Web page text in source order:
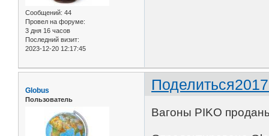
Сообщений: 44
Провел на форуме:
3 дня 16 часов
Последний визит:
2023-12-20 12:17:45
Поделиться
Globus
Пользователь
Вагоны PIKO